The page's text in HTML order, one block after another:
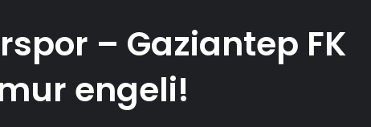
– Gaziantep FK
engeli!